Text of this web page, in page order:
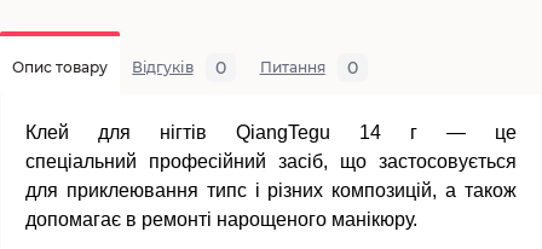
Опис товару Відгуків 0 Питання 0
Клей для нігтів QiangTegu 14 г — це
спеціальний професійний засіб, що застосовується
для приклеювання типс і різних композицій, а також
допомагає в ремонті нарощеного манікюру.